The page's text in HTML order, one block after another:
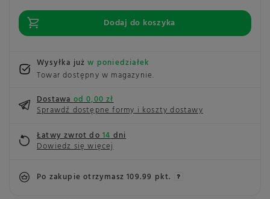
Dodaj do koszyka
Wysyłka jużw poniedziałek
Towar dostępny w magazynie
Dostawaod 0,00 zł
Sprawdź dostępne formy i koszty dostawy
Łatwy zwrot do14dni
Dowiedz się więcej
Po zakupie otrzymasz109.99 pkt.